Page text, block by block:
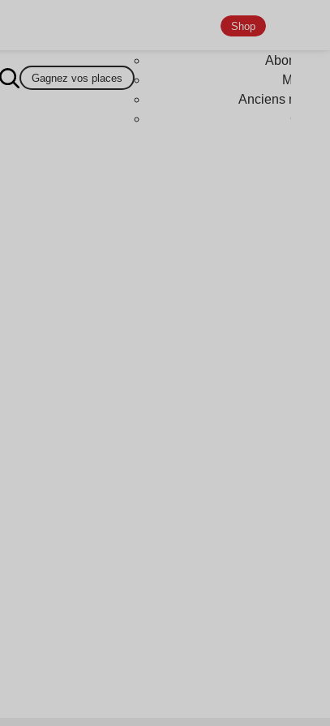
Gagnez vos places
Shop
Anciens